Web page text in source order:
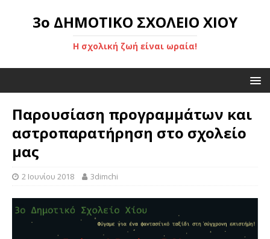
3ο ΔΗΜΟΤΙΚΟ ΣΧΟΛΕΙΟ ΧΙΟΥ
Η σχολική ζωή είναι ωραία!
Παρουσίαση προγραμμάτων και
αστροπαρατήρηση στο σχολείο
μας
2 Ιουνίου 2018 3dimchi